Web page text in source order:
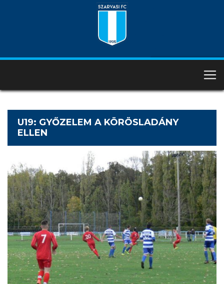
U19: GYŐZELEM A KÖRÖSLADÁNY
ELLEN